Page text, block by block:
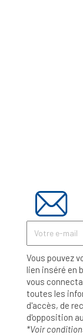
Vous pouvez
lien inséré en
vous
toutes les
d'accès, de
d'opposition
*Voir